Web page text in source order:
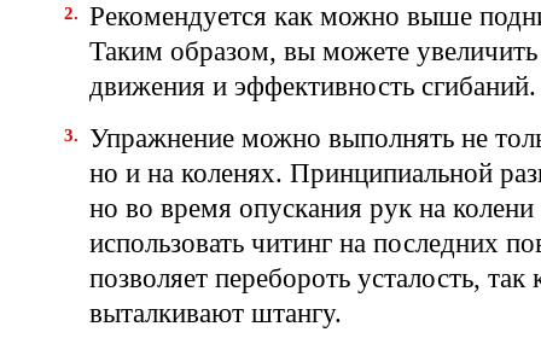
Рекомендуется как можно выше
Таким образом, вы можете
движения и эффективность сгибаний.
Упражнение можно выполнять не
но и на коленях. Принципиальной
но во время опускания рук на
использовать читинг на последних
позволяет перебороть усталость, так
выталкивают штангу.